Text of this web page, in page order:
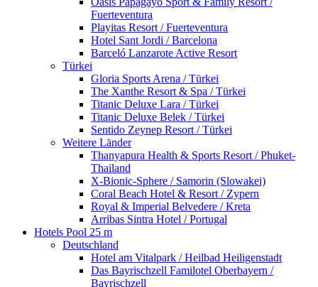
Fuerteventura
Playitas Resort / Fuerteventura
Hotel Sant Jordi / Barcelona
Barceló Lanzarote Active Resort
Türkei
Gloria Sports Arena / Türkei
The Xanthe Resort & Spa / Türkei
Titanic Deluxe Lara / Türkei
Titanic Deluxe Belek / Türkei
Sentido Zeynep Resort / Türkei
Weitere Länder
Thanyapura Health & Sports Resort / Phuket-
Thailand
X-Bionic-Sphere / Samorin (Slowakei)
Coral Beach Hotel & Resort / Zypern
Royal & Imperial Belvedere / Kreta
Arribas Sintra Hotel / Portugal
Hotels Pool 25 m
Deutschland
Hotel am Vitalpark / Heilbad Heiligenstadt
Das Bayrischzell Familotel Oberbayern /
Bayrischzell